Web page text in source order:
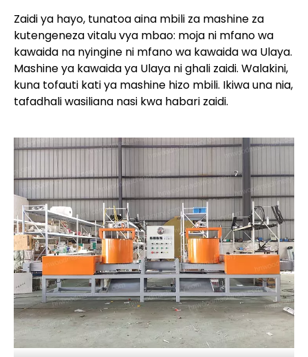
Zaidi ya hayo, tunatoa aina mbili za mashine za
kutengeneza vitalu vya mbao: moja ni mfano wa
kawaida na nyingine ni mfano wa kawaida wa Ulaya.
Mashine ya kawaida ya Ulaya ni ghali zaidi. Walakini,
kuna tofauti kati ya mashine hizo mbili. Ikiwa una nia,
tafadhali wasiliana nasi kwa habari zaidi.